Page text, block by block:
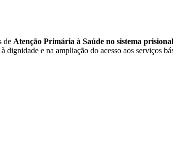
de Atenção Primária à Saúde no sistema
dignidade e na ampliação do acesso aos serviços